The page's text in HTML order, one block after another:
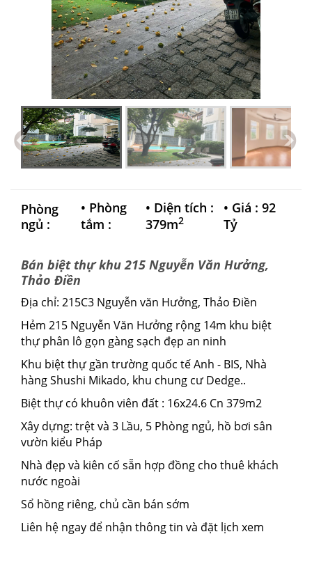
Phòng
ngủ :
• Phòng
tắm :
• Diện tích :
379m2
• Giá : 92
Tỷ
Bán biệt thự khu 215 Nguyễn Văn Hưởng,
Thảo Điền
Địa chỉ: 215C3 Nguyễn văn Hưởng, Thảo Điền
Hẻm 215 Nguyễn Văn Hưởng rộng 14m khu biệt
thự phân lô gọn gàng sạch đẹp an ninh
Khu biệt thự gần trường quốc tế Anh - BIS, Nhà
hàng Shushi Mikado, khu chung cư Dedge..
Biệt thự có khuôn viên đất : 16x24.6 Cn 379m2
Xây dựng: trệt và 3 Lầu, 5 Phòng ngủ, hồ bơi sân
vườn kiểu Pháp
Nhà đẹp và kiên cố sẵn hợp đồng cho thuê khách
nước ngoài
Sổ hồng riêng, chủ cần bán sớm
Liên hệ ngay để nhận thông tin và đặt lịch xem